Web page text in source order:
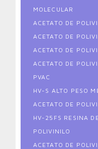
MOLECULAR
ACETATO DE
ACETATO DE
ACETATO DE
ACETATO DE
PVAC
HV-S ALTO PESO
ACETATO DE
HV-25FS RESINA
POLIVINILO
ACETATO DE